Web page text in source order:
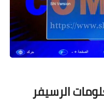
الرسيفر